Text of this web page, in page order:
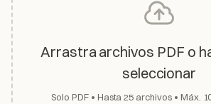
Arrastra archivos PDF o
seleccionar
Solo PDF • Hasta 25 archivos • Máx.